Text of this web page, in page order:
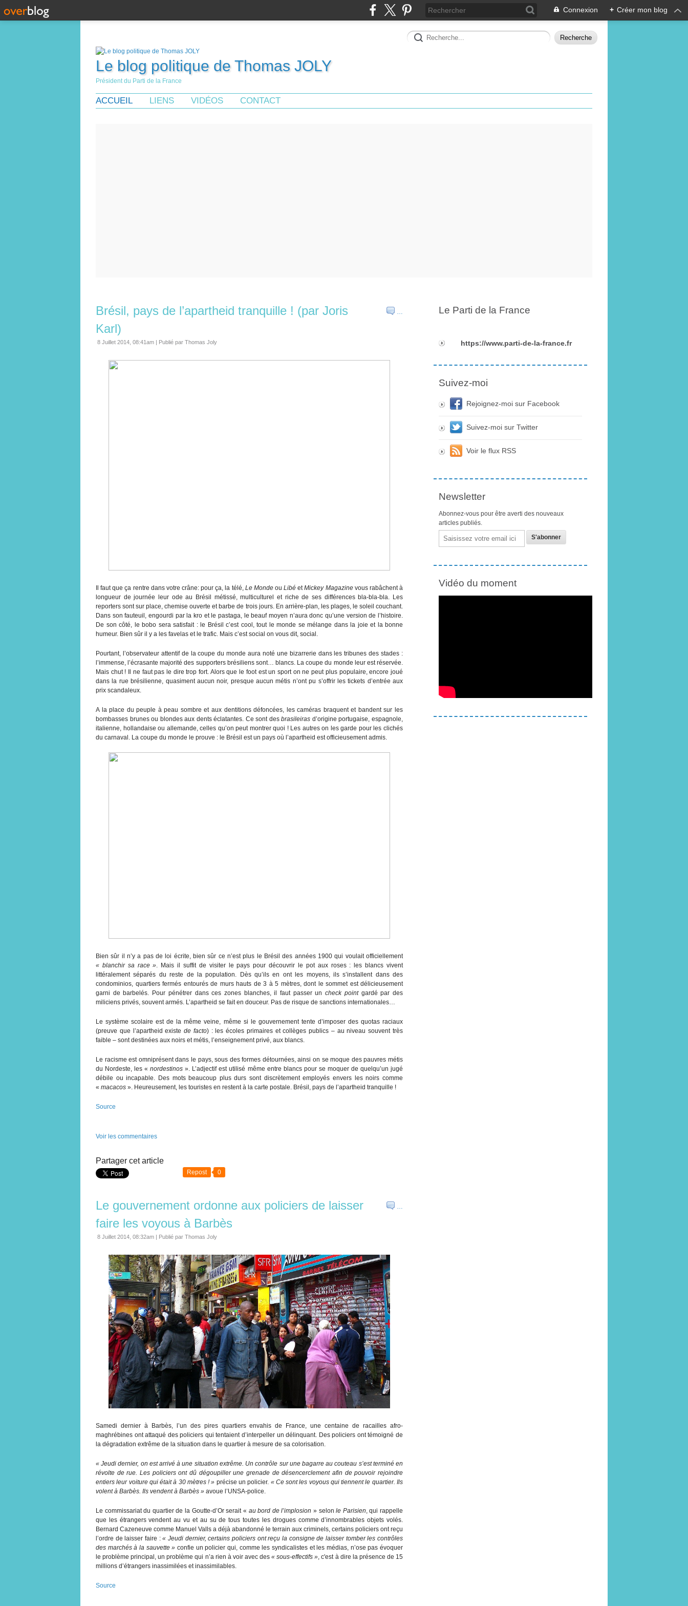
Connexion + Créer mon blog
Le blog politique de Thomas JOLY
Président du Parti de la France
ACCUEIL LIENS VIDÉOS CONTACT
…
Brésil, pays de l’apartheid tranquille ! (par Joris
Karl)
8 Juillet 2014, 08:41am | Publié par Thomas Joly
Il faut que ça rentre dans votre crâne: pour ça, la télé, Le MondeouLibé etMickey Magazinevous rabâchent à
longueur de journée leur ode au Brésil métissé, multiculturel et riche de ses différences bla-bla-bla. Les
reporters sont sur place, chemise ouverte et barbe de trois jours. En arrière-plan, les plages, le soleil couchant.
Dans son fauteuil, engourdi par la kro et le pastaga, le beauf moyen n’aura donc qu’une version de l’histoire.
De son côté, le bobo sera satisfait : le Brésil c’est cool, tout le monde se mélange dans la joie et la bonne
humeur. Bien sûr il y a les favelas et le trafic. Mais c’est social on vous dit, social.
Pourtant, l’observateur attentif de la coupe du monde aura noté une bizarrerie dans les tribunes des stades :
l’immense, l’écrasante majorité des supporters brésiliens sont… blancs. La coupe du monde leur est réservée.
Mais chut ! Il ne faut pas le dire trop fort. Alors que le foot est un sport on ne peut plus populaire, encore joué
dans la rue brésilienne, quasiment aucun noir, presque aucun métis n’ont pu s’offrir les tickets d’entrée aux
prix scandaleux.
A la place du peuple à peau sombre et aux dentitions défoncées, les caméras braquent et bandent sur les
bombasses brunes ou blondes aux dents éclatantes. Ce sont desbrasileiras d’origine portugaise, espagnole,
italienne, hollandaise ou allemande, celles qu’on peut montrer quoi ! Les autres on les garde pour les clichés
du carnaval. La coupe du monde le prouve : le Brésil est un pays où l’apartheid est officieusement admis.
Bien sûr il n’y a pas de loi écrite, bien sûr ce n’est plus le Brésil des années 1900 qui voulait officiellement
« blanchir sa race ». Mais il suffit de visiter le pays pour découvrir le pot aux roses : les blancs vivent
littéralement séparés du reste de la population. Dès qu’ils en ont les moyens, ils s’installent dans des
condominios, quartiers fermés entourés de murs hauts de 3 à 5 mètres, dont le sommet est délicieusement
garni de barbelés. Pour pénétrer dans ces zones blanches, il faut passer uncheck pointgardé par des
miliciens privés, souvent armés. L’apartheid se fait en douceur. Pas de risque de sanctions internationales…
Le système scolaire est de la même veine, même si le gouvernement tente d’imposer des quotas raciaux
(preuve que l’apartheid existede facto) : les écoles primaires et collèges publics – au niveau souvent très
faible – sont destinées aux noirs et métis, l’enseignement privé, aux blancs.
Le racisme est omniprésent dans le pays, sous des formes détournées, ainsi on se moque des pauvres métis
du Nordeste, les «nordestinos ». L’adjectif est utilisé même entre blancs pour se moquer de quelqu’un jugé
débile ou incapable. Des mots beaucoup plus durs sont discrètement employés envers les noirs comme
« macacos ». Heureusement, les touristes en restent à la carte postale. Brésil, pays de l’apartheid tranquille !
Source
Voir les commentaires
Partager cet article
Repost 0
…
Le gouvernement ordonne aux policiers de laisser
faire les voyous à Barbès
8 Juillet 2014, 08:32am | Publié par Thomas Joly
Samedi dernier à Barbès, l’un des pires quartiers envahis de France, une centaine de racailles afro-
maghrébines ont attaqué des policiers qui tentaient d’interpeller un délinquant. Des policiers ont témoigné de
la dégradation extrême de la situation dans le quartier à mesure de sa colorisation.
« Jeudi dernier, on est arrivé à une situation extrême. Un contrôle sur une bagarre au couteau s’est terminé en
révolte de rue. Les policiers ont dû dégoupiller une grenade de désencerclement afin de pouvoir rejoindre
entiers leur voiture qui était à 30 mètres ! » précise un policier. « Ce sont les voyous qui tiennent le quartier. Ils
volent à Barbès. Ils vendent à Barbès » avoue l’UNSA-police.
Le commissariat du quartier de la Goutte-d’Or serait « au bord de l’implosion » selonle Parisien, qui rappelle
que les étrangers vendent au vu et au su de tous toutes les drogues comme d’innombrables objets volés.
Bernard Cazeneuve comme Manuel Valls a déjà abandonné le terrain aux criminels, certains policiers ont reçu
l’ordre de laisser faire :« Jeudi dernier, certains policiers ont reçu la consigne de laisser tomber les contrôles
des marchés à la sauvette » confie un policier qui, comme les syndicalistes et les médias, n’ose pas évoquer
le problème principal, un problème qui n’a rien à voir avec des« sous-effectifs », c'est à dire la présence de 15
millions d’étrangers inassimilées et inassimilables.
Source
Le Parti de la France
https://www.parti-de-la-france.fr
Suivez-moi
Rejoignez-moi sur Facebook
Suivez-moi sur Twitter
Voir le flux RSS
Newsletter
Abonnez-vous pour être averti des nouveaux
articles publiés.
Email
Vidéo du moment